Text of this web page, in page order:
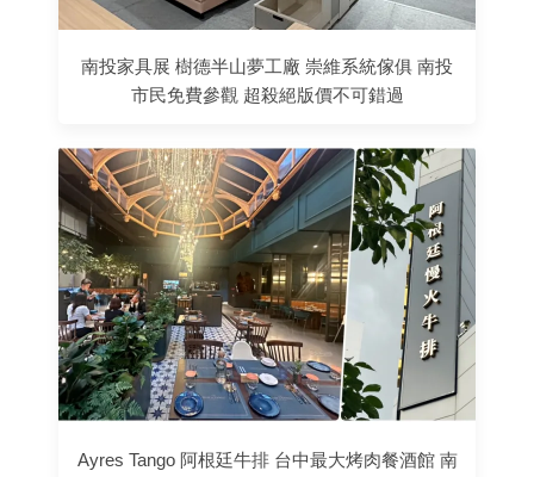
南投家具展 樹德半山夢工廠 崇維系統傢俱 南投
市民免費參觀 超殺絕版價不可錯過
Ayres Tango 阿根廷牛排 台中最大烤肉餐酒館 南